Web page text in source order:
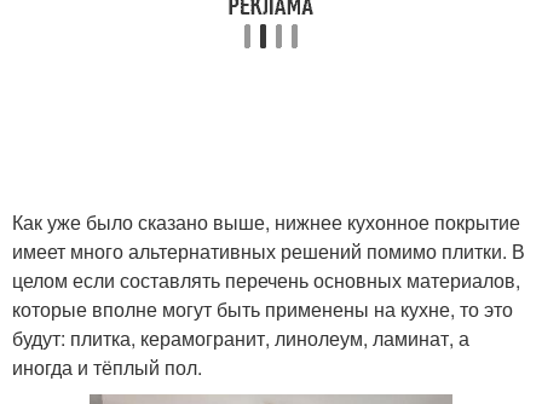
Как уже было сказано выше, нижнее кухонное покрытие
имеет много альтернативных решений помимо плитки. В
целом если составлять перечень основных материалов,
которые вполне могут быть применены на кухне, то это
будут: плитка, керамогранит, линолеум, ламинат, а
иногда и тёплый пол.